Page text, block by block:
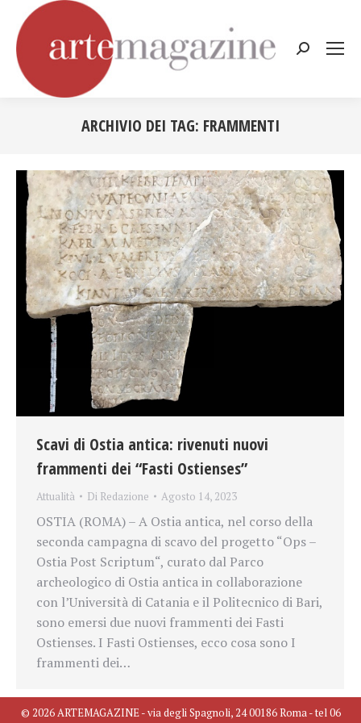
Cerca:
ARCHIVIO DEI TAG: FRAMMENTI
Scavi di Ostia antica: rivenuti nuovi
frammenti dei “Fasti Ostienses”
Attualità Di Redazione Agosto 14, 2023
OSTIA (ROMA) – A Ostia antica, nel corso della
seconda campagna di scavo del progetto “Ops –
Ostia Post Scriptum“, curato dal Parco
archeologico di Ostia antica in collaborazione
con l’Università di Catania e il Politecnico di Bari,
sono emersi due nuovi frammenti dei Fasti
Ostienses. I Fasti Ostienses, ecco cosa sono I
frammenti dei…
© 2026 ARTEMAGAZINE - via degli Spagnoli, 24 00186 Roma - tel 06